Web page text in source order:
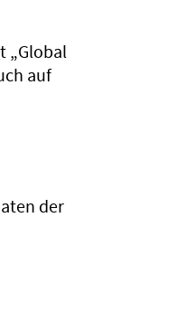
„Global
auf
der